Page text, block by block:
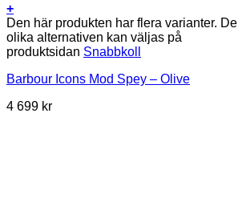
+
Den här produkten har flera varianter. De
olika alternativen kan väljas på
produktsidan Snabbkoll
Barbour Icons Mod Spey – Olive
4 699 kr